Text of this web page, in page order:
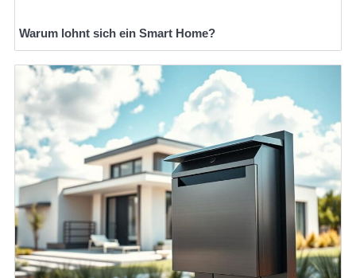
Warum lohnt sich ein Smart Home?